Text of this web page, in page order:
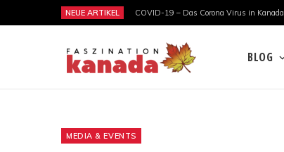
NEUE ARTIKEL COVID-19 – Das Corona Virus in Kanada
BLOG
MEDIA & EVENTS